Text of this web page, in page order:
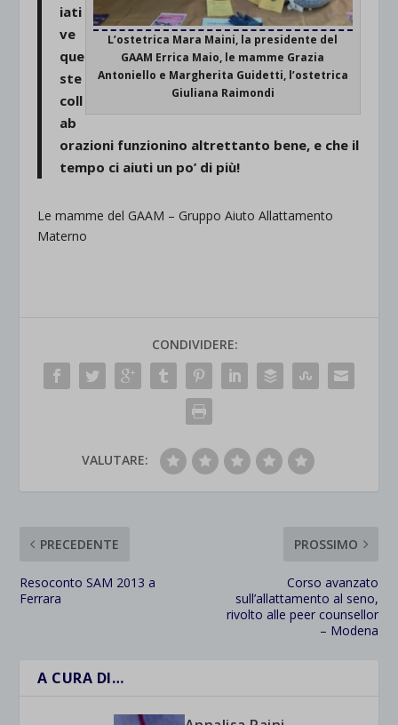
L’ostetrica Mara Maini, la presidente del
GAAM Errica Maio, le mamme Grazia
Antoniello e Margherita Guidetti, l’ostetrica
Giuliana Raimondi
iati
ve
que
ste
coll
ab
orazioni funzionino altrettanto bene, e che il
tempo ci aiuti un po’ di più!
Le mamme del GAAM – Gruppo Aiuto Allattamento
Materno
CONDIVIDERE:
VALUTARE:
PRECEDENTE
Resoconto SAM 2013 a
Ferrara
PROSSIMO
Corso avanzato
sull’allattamento al seno,
rivolto alle peer counsellor
– Modena
A CURA DI…